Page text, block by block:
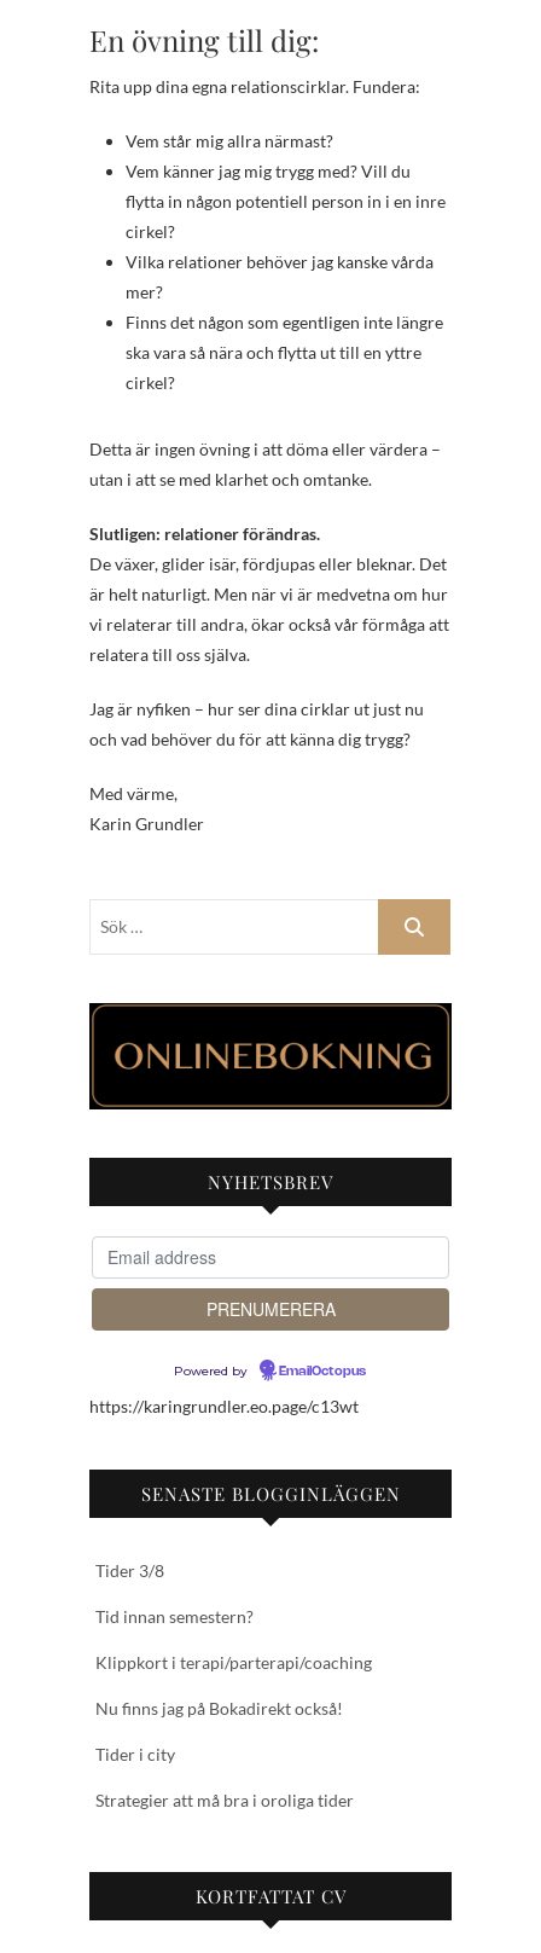
En övning till dig:
Rita upp dina egna relationscirklar. Fundera:
Vem står mig allra närmast?
Vem känner jag mig trygg med? Vill du
flytta in någon potentiell person in i en inre
cirkel?
Vilka relationer behöver jag kanske vårda
mer?
Finns det någon som egentligen inte längre
ska vara så nära och flytta ut till en yttre
cirkel?
Detta är ingen övning i att döma eller värdera –
utan i att se med klarhet och omtanke.
Slutligen: relationer förändras.
De växer, glider isär, fördjupas eller bleknar. Det
är helt naturligt. Men när vi är medvetna om hur
vi relaterar till andra, ökar också vår förmåga att
relatera till oss själva.
Jag är nyfiken – hur ser dina cirklar ut just nu
och vad behöver du för att känna dig trygg?
Med värme,
Karin Grundler
NYHETSBREV
Powered by EmailOctopus
https://karingrundler.eo.page/c13wt
SENASTE BLOGGINLÄGGEN
Tider 3/8
Tid innan semestern?
Klippkort i terapi/parterapi/coaching
Nu finns jag på Bokadirekt också!
Tider i city
Strategier att må bra i oroliga tider
KORTFATTAT CV